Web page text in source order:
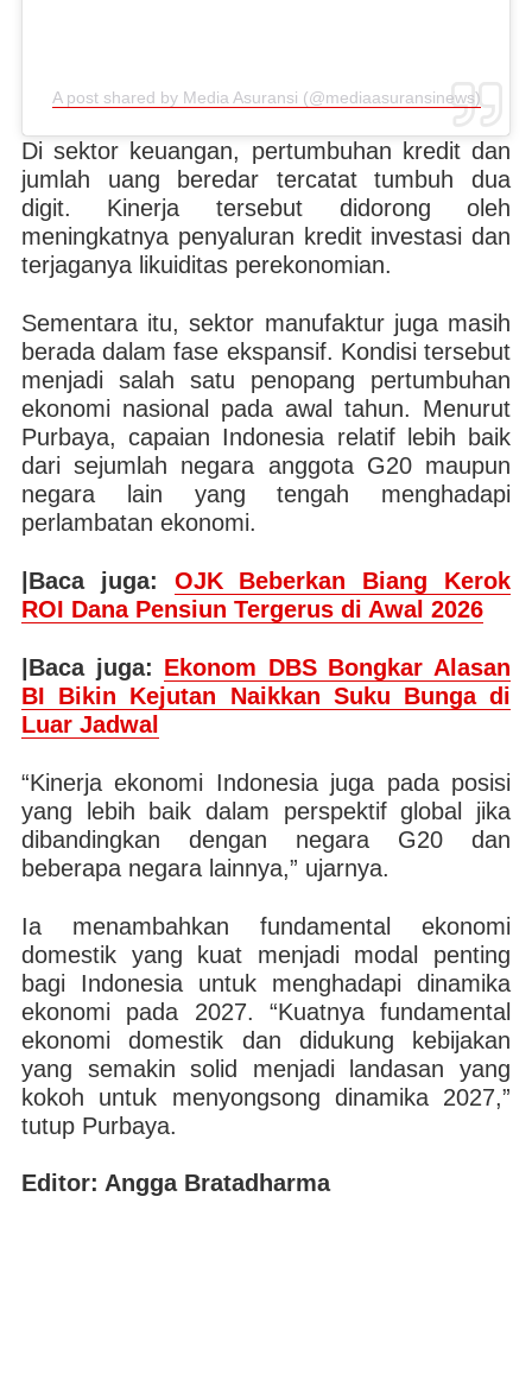
A post shared by Media Asuransi (@mediaasuransinews)
Di sektor keuangan, pertumbuhan kredit dan
jumlah uang beredar tercatat tumbuh dua
digit. Kinerja tersebut didorong oleh
meningkatnya penyaluran kredit investasi dan
terjaganya likuiditas perekonomian.
Sementara itu, sektor manufaktur juga masih
berada dalam fase ekspansif. Kondisi tersebut
menjadi salah satu penopang pertumbuhan
ekonomi nasional pada awal tahun. Menurut
Purbaya, capaian Indonesia relatif lebih baik
dari sejumlah negara anggota G20 maupun
negara lain yang tengah menghadapi
perlambatan ekonomi.
|Baca juga: OJK Beberkan Biang Kerok
ROI Dana Pensiun Tergerus di Awal 2026
|Baca juga: Ekonom DBS Bongkar Alasan
BI Bikin Kejutan Naikkan Suku Bunga di
Luar Jadwal
“Kinerja ekonomi Indonesia juga pada posisi
yang lebih baik dalam perspektif global jika
dibandingkan dengan negara G20 dan
beberapa negara lainnya,” ujarnya.
Ia menambahkan fundamental ekonomi
domestik yang kuat menjadi modal penting
bagi Indonesia untuk menghadapi dinamika
ekonomi pada 2027. “Kuatnya fundamental
ekonomi domestik dan didukung kebijakan
yang semakin solid menjadi landasan yang
kokoh untuk menyongsong dinamika 2027,”
tutup Purbaya.
Editor: Angga Bratadharma